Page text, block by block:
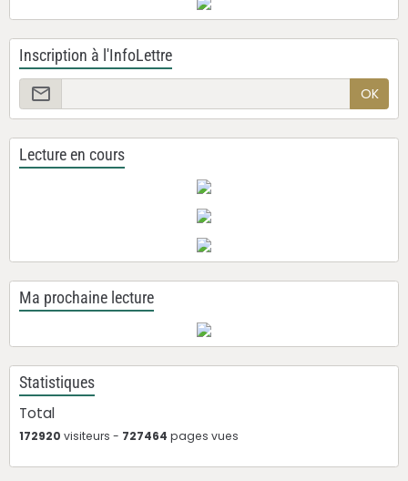
Inscription à l'InfoLettre
OK
Lecture en cours
Ma prochaine lecture
Statistiques
Total
172920 visiteurs - 727464 pages vues